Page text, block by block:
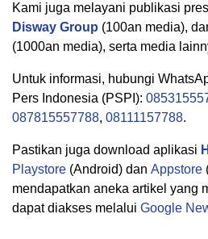
Kami juga melayani publikasi
Disway Group (100an media),
(1000an media), serta media
Untuk informasi, hubungi
Pers Indonesia (PSPI):
087815557788, 08111157788.
Pastikan juga download aplikasi
Playstore (Android) dan Appstore
mendapatkan aneka artikel yang
dapat diakses melalui Google